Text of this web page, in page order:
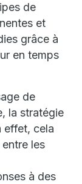
de
et
grâce à
en temps
de
la stratégie
effet, cela
les
à des